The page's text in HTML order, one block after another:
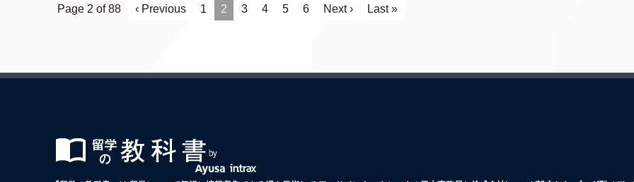
Page 2 of 88 ‹ Previous 1 2 3 4 5 6 Next › Last »